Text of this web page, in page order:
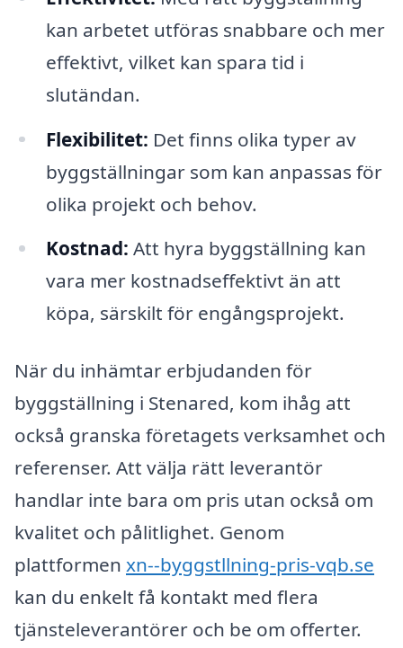
kan arbetet utföras snabbare och mer
effektivt, vilket kan spara tid i
slutändan.
Flexibilitet: Det finns olika typer av
byggställningar som kan anpassas för
olika projekt och behov.
Kostnad: Att hyra byggställning kan
vara mer kostnadseffektivt än att
köpa, särskilt för engångsprojekt.
När du inhämtar erbjudanden för
byggställning i Stenared, kom ihåg att
också granska företagets verksamhet och
referenser. Att välja rätt leverantör
handlar inte bara om pris utan också om
kvalitet och pålitlighet. Genom
plattformen xn--byggstllning-pris-vqb.se
kan du enkelt få kontakt med flera
tjänsteleverantörer och be om offerter.